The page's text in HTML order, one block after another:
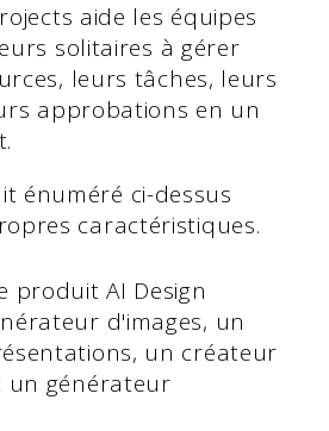
aide les équipes
solitaires à gérer
leurs tâches, leurs
approbations en un
énuméré ci-dessus
caractéristiques.
produit AI Design
d'images, un
un créateur
un générateur